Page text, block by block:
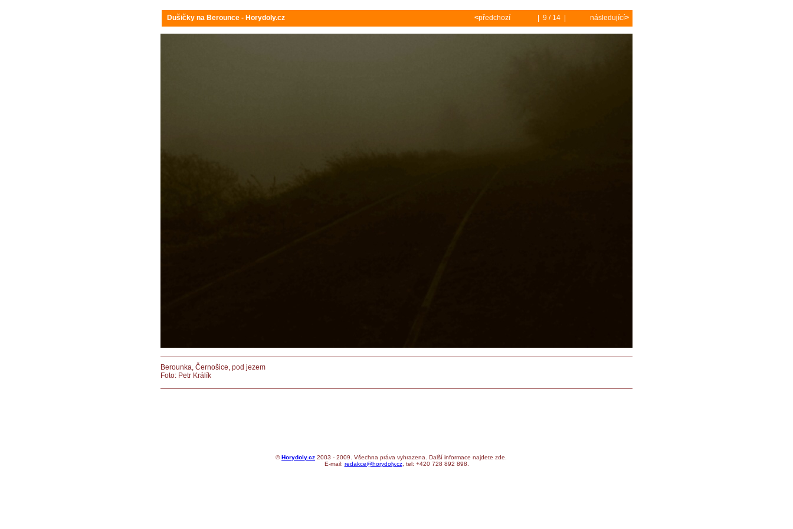
Dušičky na Berounce - Horydoly.cz <předchozí | 9 / 14 | následující>
Berounka, Černošice, pod jezem
Foto: Petr Králík
©Horydoly.cz 2003 - 2009. Všechna práva vyhrazena. Další informace najdete zde.
E-mail: redakce@horydoly.cz, tel: +420 728 892 898.